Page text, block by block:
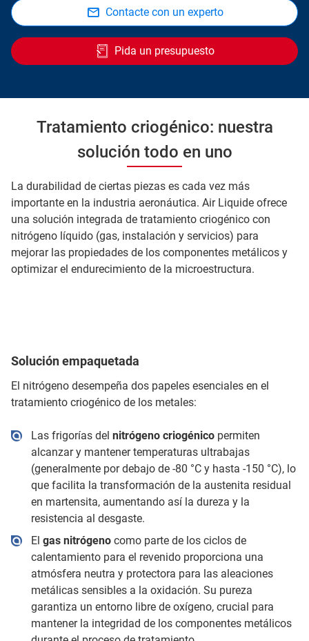
Contacte con un experto
Pida un presupuesto
Tratamiento criogénico: nuestra
solución todo en uno
La durabilidad de ciertas piezas es cada vez más
importante en la industria aeronáutica. Air Liquide ofrece
una solución integrada de tratamiento criogénico con
nitrógeno líquido (gas, instalación y servicios) para
mejorar las propiedades de los componentes metálicos y
optimizar el endurecimiento de la microestructura.
Solución empaquetada
El nitrógeno desempeña dos papeles esenciales en el
tratamiento criogénico de los metales:
Las frigorías del nitrógeno criogénico permiten
alcanzar y mantener temperaturas ultrabajas
(generalmente por debajo de -80 °C y hasta -150 °C), lo
que facilita la transformación de la austenita residual
en martensita, aumentando así la dureza y la
resistencia al desgaste.
El gas nitrógenocomo parte de los ciclos de
calentamiento para el revenido proporciona una
atmósfera neutra y protectora para las aleaciones
metálicas sensibles a la oxidación. Su pureza
garantiza un entorno libre de oxígeno, crucial para
mantener la integridad de los componentes metálicos